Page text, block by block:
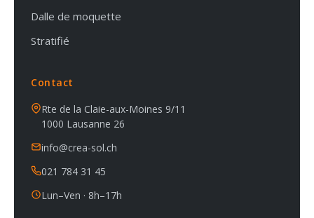
Dalle de moquette
Stratifié
Contact
Rte de la Claie-aux-Moines 9/11
1000 Lausanne 26
info@crea-sol.ch
021 784 31 45
Lun–Ven · 8h–17h